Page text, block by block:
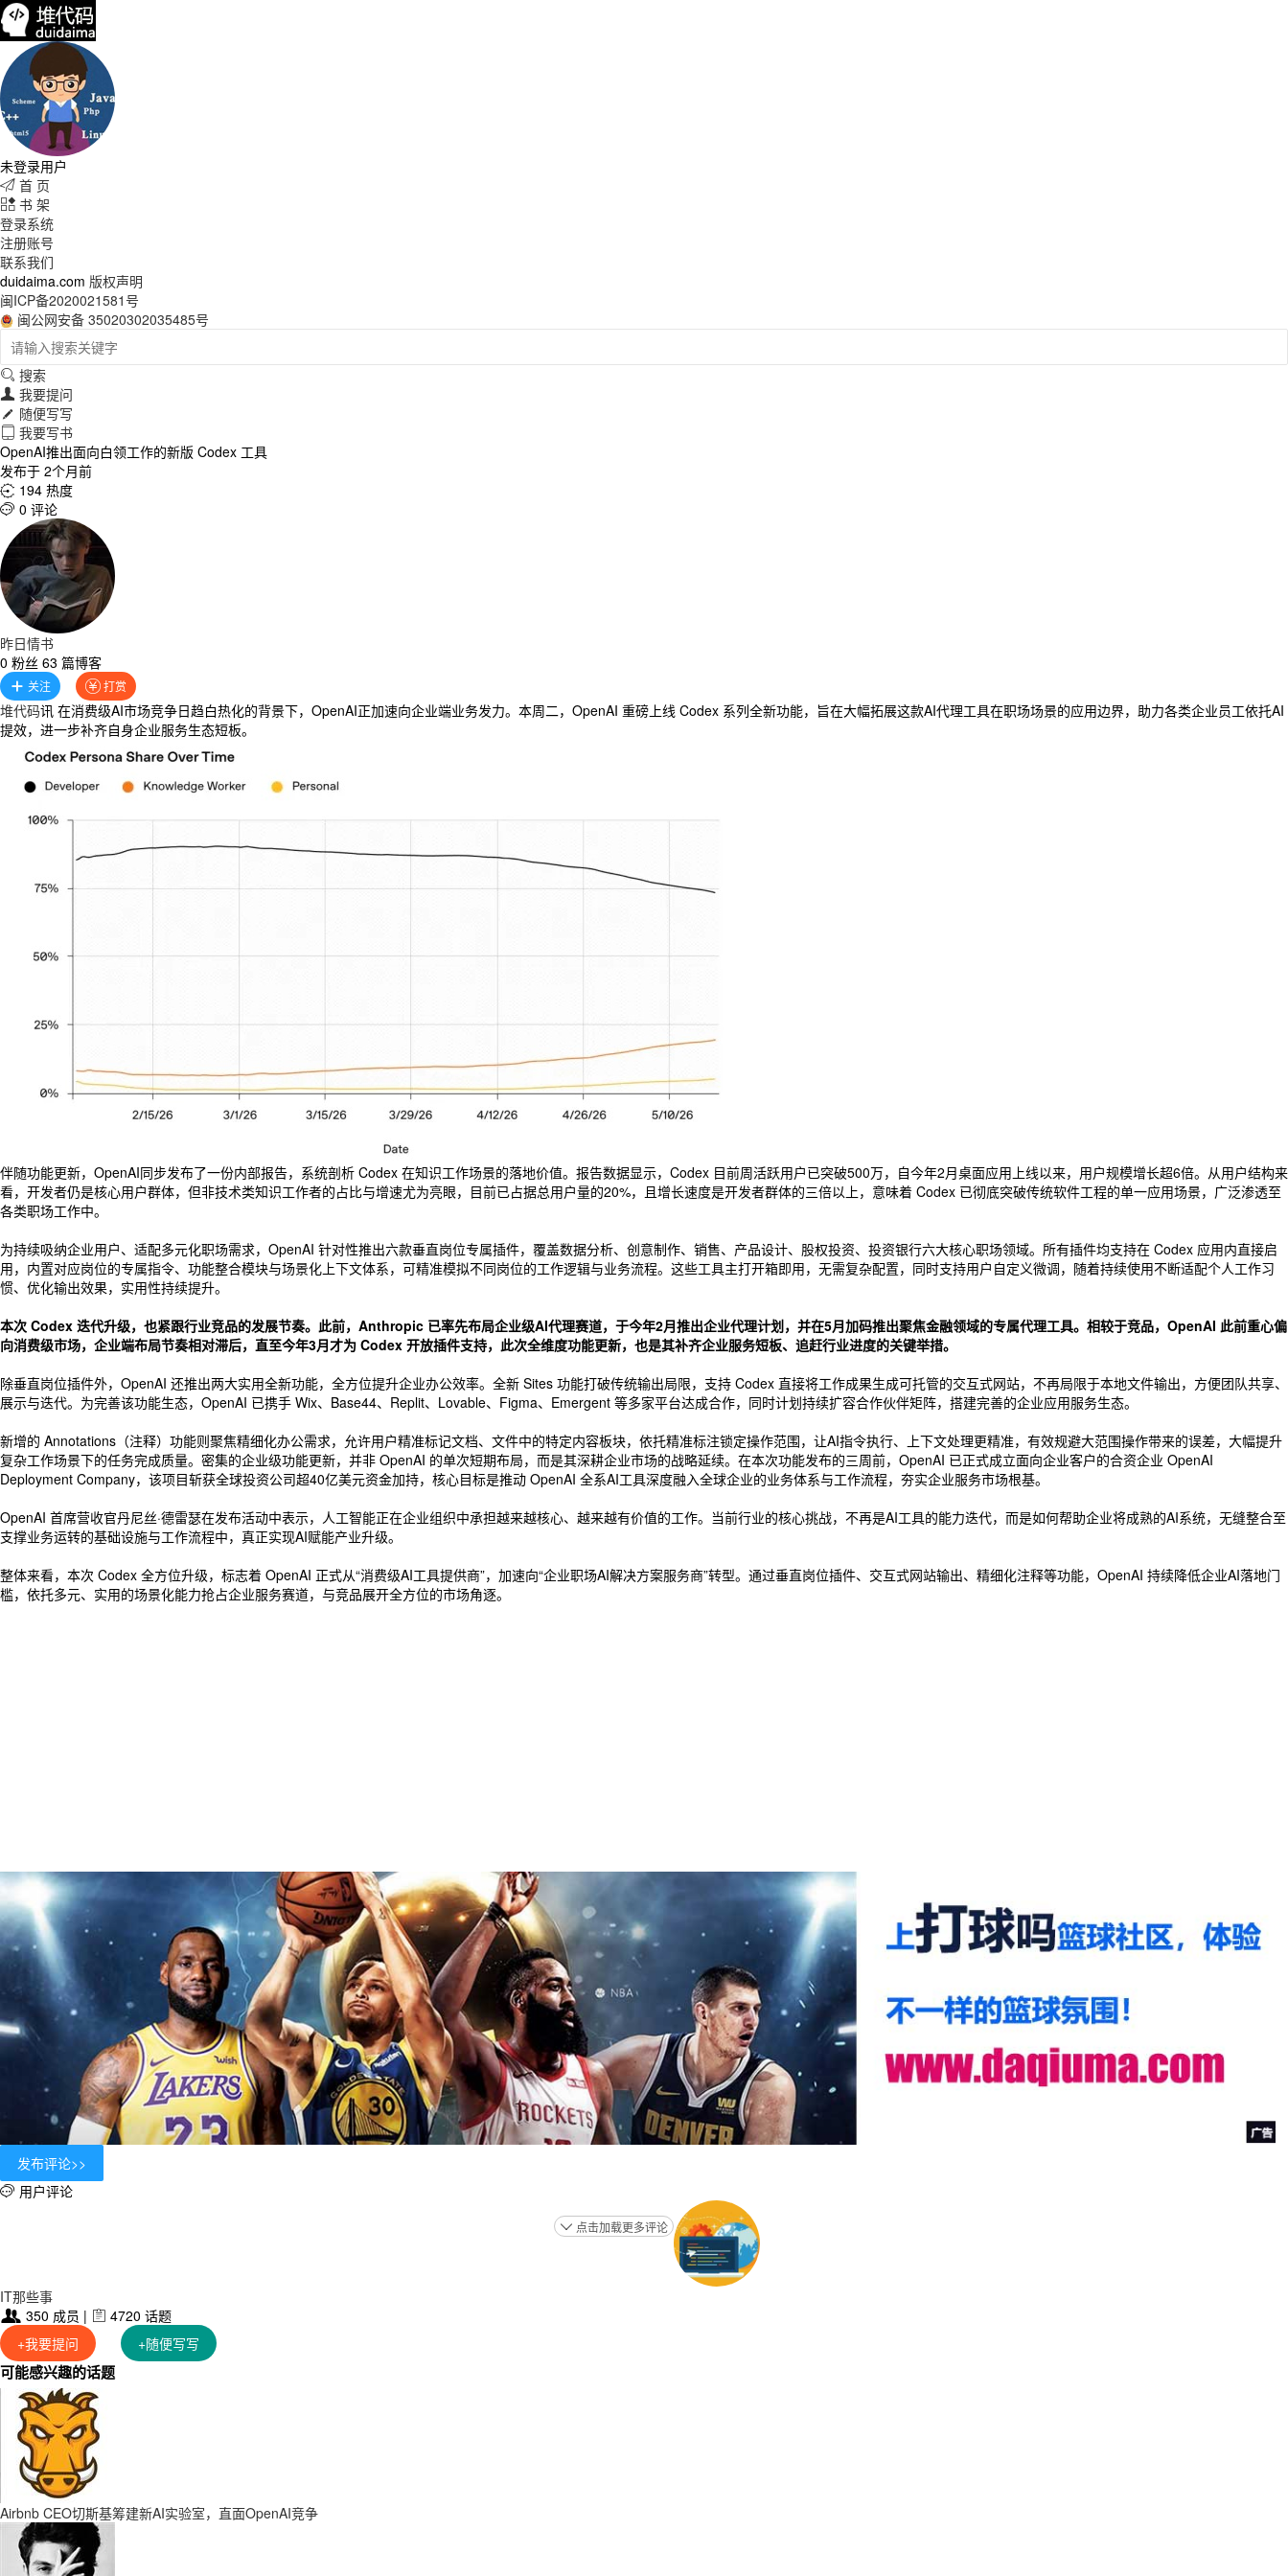
未登录用户
 首 页
 书 架
登录系统
注册账号
联系我们
duidaima.com 版权声明
闽ICP备2020021581号
闽公网安备 35020302035485号
 搜索
 我要提问
 随便写写
 我要写书
OpenAI推出面向白领工作的新版 Codex 工具
发布于 2个月前
 194 热度
 0 评论
昨日情书
0 粉丝 63 篇博客
 关注 打赏
堆代码讯 在消费级AI市场竞争日趋白热化的背景下，OpenAI正加速向企业端业务发力。本周二，OpenAI 重磅上线 Codex 系列全新功能，旨在大幅拓展这款AI代理工具在职场场景的应用边界，助力各类企业员工依托AI
提效，进一步补齐自身企业服务生态短板。
伴随功能更新，OpenAI同步发布了一份内部报告，系统剖析 Codex 在知识工作场景的落地价值。报告数据显示，Codex 目前周活跃用户已突破500万，自今年2月桌面应用上线以来，用户规模增长超6倍。从用户结构来
看，开发者仍是核心用户群体，但非技术类知识工作者的占比与增速尤为亮眼，目前已占据总用户量的20%，且增长速度是开发者群体的三倍以上，意味着 Codex 已彻底突破传统软件工程的单一应用场景，广泛渗透至
各类职场工作中。
为持续吸纳企业用户、适配多元化职场需求，OpenAI 针对性推出六款垂直岗位专属插件，覆盖数据分析、创意制作、销售、产品设计、股权投资、投资银行六大核心职场领域。所有插件均支持在 Codex 应用内直接启
用，内置对应岗位的专属指令、功能整合模块与场景化上下文体系，可精准模拟不同岗位的工作逻辑与业务流程。这些工具主打开箱即用，无需复杂配置，同时支持用户自定义微调，随着持续使用不断适配个人工作习
惯、优化输出效果，实用性持续提升。
本次 Codex 迭代升级，也紧跟行业竞品的发展节奏。此前，Anthropic 已率先布局企业级AI代理赛道，于今年2月推出企业代理计划，并在5月加码推出聚焦金融领域的专属代理工具。相较于竞品，OpenAI 此前重心偏
向消费级市场，企业端布局节奏相对滞后，直至今年3月才为 Codex 开放插件支持，此次全维度功能更新，也是其补齐企业服务短板、追赶行业进度的关键举措。
除垂直岗位插件外，OpenAI 还推出两大实用全新功能，全方位提升企业办公效率。全新 Sites 功能打破传统输出局限，支持 Codex 直接将工作成果生成可托管的交互式网站，不再局限于本地文件输出，方便团队共享、
展示与迭代。为完善该功能生态，OpenAI 已携手 Wix、Base44、Replit、Lovable、Figma、Emergent 等多家平台达成合作，同时计划持续扩容合作伙伴矩阵，搭建完善的企业应用服务生态。
新增的 Annotations（注释）功能则聚焦精细化办公需求，允许用户精准标记文档、文件中的特定内容板块，依托精准标注锁定操作范围，让AI指令执行、上下文处理更精准，有效规避大范围操作带来的误差，大幅提升
复杂工作场景下的任务完成质量。密集的企业级功能更新，并非 OpenAI 的单次短期布局，而是其深耕企业市场的战略延续。在本次功能发布的三周前，OpenAI 已正式成立面向企业客户的合资企业 OpenAI
Deployment Company，该项目斩获全球投资公司超40亿美元资金加持，核心目标是推动 OpenAI 全系AI工具深度融入全球企业的业务体系与工作流程，夯实企业服务市场根基。
OpenAI 首席营收官丹尼丝·德雷瑟在发布活动中表示，人工智能正在企业组织中承担越来越核心、越来越有价值的工作。当前行业的核心挑战，不再是AI工具的能力迭代，而是如何帮助企业将成熟的AI系统，无缝整合至
支撑业务运转的基础设施与工作流程中，真正实现AI赋能产业升级。
整体来看，本次 Codex 全方位升级，标志着 OpenAI 正式从“消费级AI工具提供商”，加速向“企业职场AI解决方案服务商”转型。通过垂直岗位插件、交互式网站输出、精细化注释等功能，OpenAI 持续降低企业AI落地门
槛，依托多元、实用的场景化能力抢占企业服务赛道，与竞品展开全方位的市场角逐。
 用户评论
 点击加载更多评论
IT那些事
 350 成员 |  4720 话题
+我要提问
+随便写写
可能感兴趣的话题
Airbnb CEO切斯基筹建新AI实验室，直面OpenAI竞争